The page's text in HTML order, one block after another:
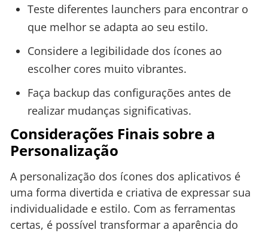
Teste diferentes launchers para encontrar o
que melhor se adapta ao seu estilo.
Considere a legibilidade dos ícones ao
escolher cores muito vibrantes.
Faça backup das configurações antes de
realizar mudanças significativas.
Considerações Finais sobre a
Personalização
A personalização dos ícones dos aplicativos é
uma forma divertida e criativa de expressar sua
individualidade e estilo. Com as ferramentas
certas, é possível transformar a aparência do